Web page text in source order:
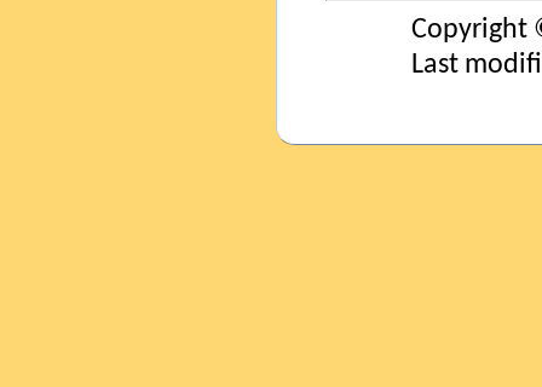
Copyright
Last